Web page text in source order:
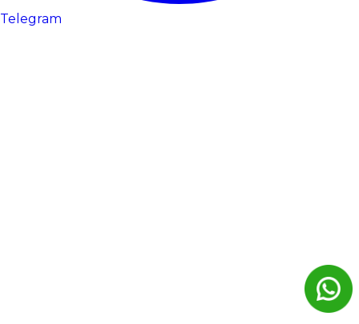
Telegram